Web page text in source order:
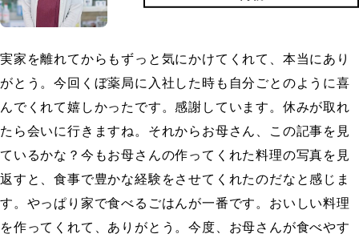
実家を離れてからもずっと気にかけてくれて、本当にあり
がとう。今回くぼ薬局に入社した時も自分ごとのように喜
んでくれて嬉しかったです。感謝しています。休みが取れ
たら会いに行きますね。それからお母さん、この記事を見
ているかな？今もお母さんの作ってくれた料理の写真を見
返すと、食事で豊かな経験をさせてくれたのだなと感じま
す。やっぱり家で食べるごはんが一番です。おいしい料理
を作ってくれて、ありがとう。今度、お母さんが食べやす